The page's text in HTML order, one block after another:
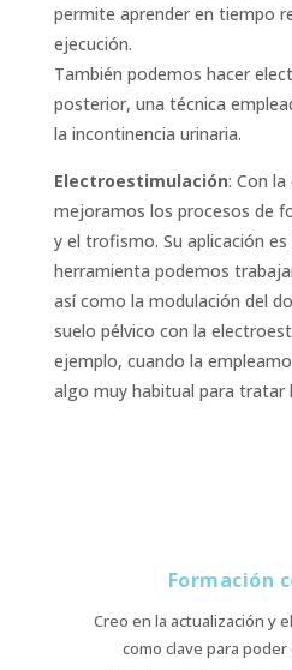
permite aprender en tiempo
ejecución.
También podemos hacer
posterior, una técnica
la incontinencia urinaria.
Electroestimulación: Con
mejoramos los procesos de
y el trofismo. Su aplicación
herramienta podemos
así como la modulación del
suelo pélvico con la
ejemplo, cuando la
algo muy habitual para tratar
Formación
Creo en la actualización y
como clave para